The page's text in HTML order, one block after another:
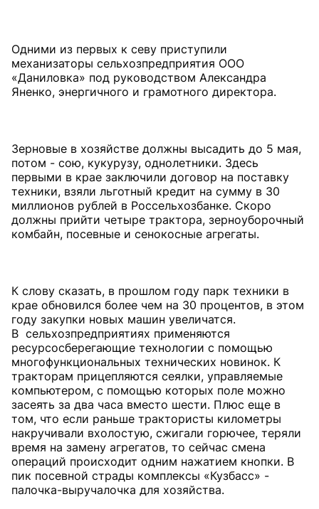
Одними из первых к севу приступили
механизаторы сельхозпредприятия ООО
«Даниловка» под руководством Александра
Яненко, энергичного и грамотного директора.
Зерновые в хозяйстве должны высадить до 5 мая,
потом - сою, кукурузу, однолетники. Здесь
первыми в крае заключили договор на поставку
техники, взяли льготный кредит на сумму в 30
миллионов рублей в Россельхозбанке. Скоро
должны прийти четыре трактора, зерноуборочный
комбайн, посевные и сенокосные агрегаты.
К слову сказать, в прошлом году парк техники в
крае обновился более чем на 30 процентов, в этом
году закупки новых машин увеличатся.
В сельхозпредприятиях применяются
ресурсосберегающие технологии с помощью
многофункциональных технических новинок. К
тракторам прицепляются сеялки, управляемые
компьютером, с помощью которых поле можно
засеять за два часа вместо шести. Плюс еще в
том, что если раньше трактористы километры
накручивали вхолостую, сжигали горючее, теряли
время на замену агрегатов, то сейчас смена
операций происходит одним нажатием кнопки. В
пик посевной страды комплексы «Кузбасс» -
палочка-выручалочка для хозяйства.